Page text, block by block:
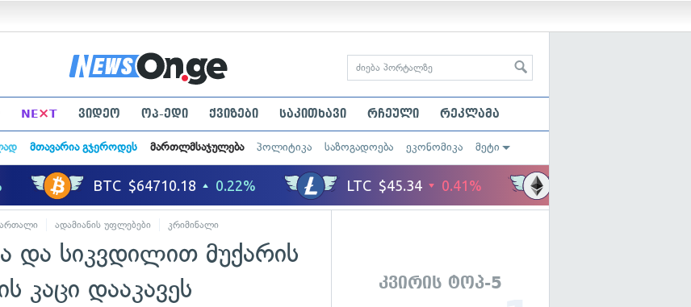
NE×T ვიდეო ოპ-ედი ქვიზები საკითხავი რჩეული რეკლამა
მთავარია გჯეროდეს მართლმსაჯულება პოლიტიკა საზოგადოება ეკონომიკა მეტი
ადამიანის უფლებები კრიმინალი
და სიკვდილით მუქარის
დააკავეს
კვირის ტოპ-5